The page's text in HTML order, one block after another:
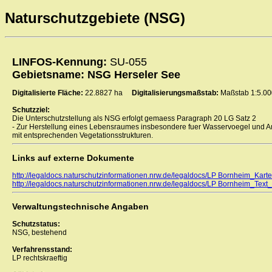
Naturschutzgebiete (NSG)
LINFOS-Kennung: SU-055
Gebietsname: NSG Herseler See
Digitalisierte Fläche: 22.8827 ha Digitalisierungsmaßstab: Maßstab
Schutzziel:
Die Unterschutzstellung als NSG erfolgt gemaess Paragraph 20 LG Satz 2
- Zur Herstellung eines Lebensraumes insbesondere fuer Wasservoegel und
mit entsprechenden Vegetationsstrukturen.
Links auf externe Dokumente
http://legaldocs.naturschutzinformationen.nrw.de/legaldocs/LP
http://legaldocs.naturschutzinformationen.nrw.de/legaldocs/LP
Verwaltungstechnische Angaben
Schutzstatus:
NSG, bestehend
Verfahrensstand:
LP rechtskraeftig